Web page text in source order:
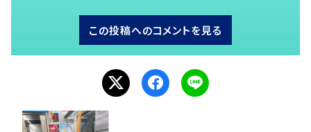
この投稿へのコメントを見る